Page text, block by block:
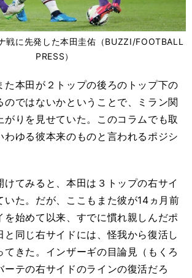
戦に先発した本田圭佑（BUZZI/FOOTBALL
PRESS）
本田が２トップの後ろのトップ下の
のではないかということで、ミラン関
がりを見せていた。このコラムでも取
わゆる彼本来のものと言われるポジシ
てみると、本田は３トップの右サイ
いた。だが、ここもまた彼が14ヵ月前
を始めて以来、すでに慣れ親しんだポ
と同じ右サイドには、怪我から復活し
てきた。インザーギの目論見（もくろ
テの右サイドのラインの復活だろ